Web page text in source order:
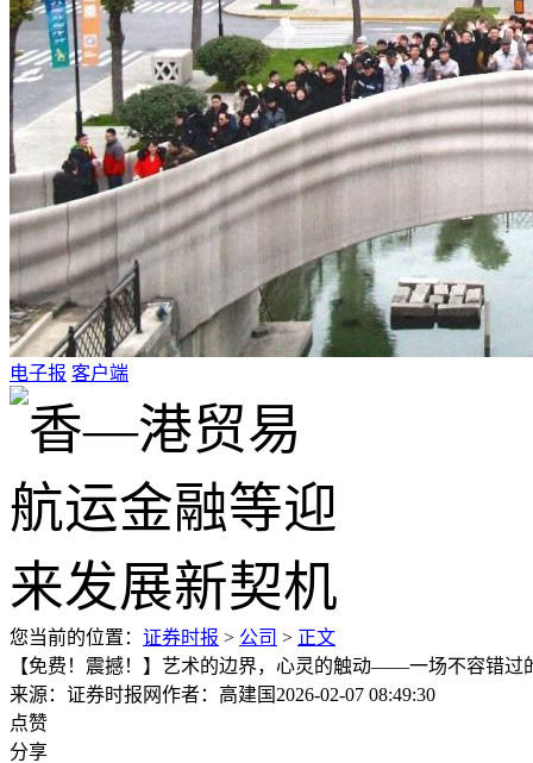
电子报 客户端
您当前的位置： 证券时报 > 公司 > 正文
【免费！震撼！】艺术的边界，心灵的触动——一场不容错过
来源：证券时报网作者：高建国 2026-02-07 08:49:30
点赞
分享